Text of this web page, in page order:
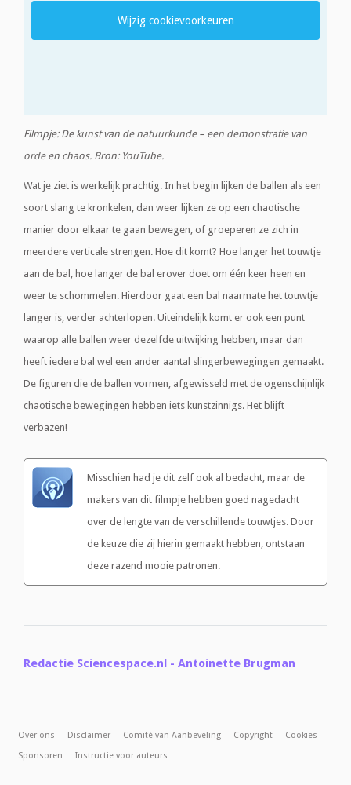
Wijzig cookievoorkeuren
Filmpje: De kunst van de natuurkunde – een demonstratie van
orde en chaos. Bron: YouTube.
Wat je ziet is werkelijk prachtig. In het begin lijken de ballen als een
soort slang te kronkelen, dan weer lijken ze op een chaotische
manier door elkaar te gaan bewegen, of groeperen ze zich in
meerdere verticale strengen. Hoe dit komt? Hoe langer het touwtje
aan de bal, hoe langer de bal erover doet om één keer heen en
weer te schommelen. Hierdoor gaat een bal naarmate het touwtje
langer is, verder achterlopen. Uiteindelijk komt er ook een punt
waarop alle ballen weer dezelfde uitwijking hebben, maar dan
heeft iedere bal wel een ander aantal slingerbewegingen gemaakt.
De figuren die de ballen vormen, afgewisseld met de ogenschijnlijk
chaotische bewegingen hebben iets kunstzinnigs. Het blijft
verbazen!
Misschien had je dit zelf ook al bedacht, maar de
makers van dit filmpje hebben goed nagedacht
over de lengte van de verschillende touwtjes. Door
de keuze die zij hierin gemaakt hebben, ontstaan
deze razend mooie patronen.
Redactie Sciencespace.nl - Antoinette Brugman
Over ons Disclaimer Comité van Aanbeveling Copyright
Cookies
Sponsoren
Instructie voor auteurs